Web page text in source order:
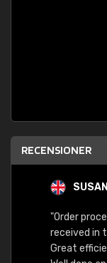
RECENSIONER
"Order
received in
Great